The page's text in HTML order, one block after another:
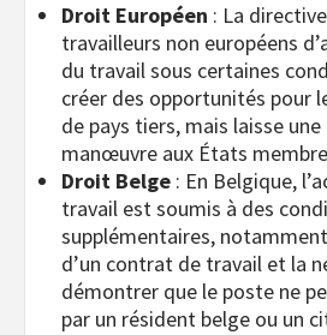
Droit Européen : La
travailleurs non européens
du travail sous certaines
créer des opportunités pour
de pays tiers, mais laisse
manœuvre aux États
Droit Belge : En Belgique,
travail est soumis à des
supplémentaires,
d’un contrat de travail et la
démontrer que le poste ne
par un résident belge ou un